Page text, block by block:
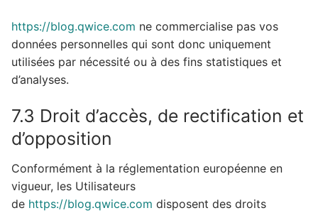
https://blog.qwice.com ne commercialise pas vos
données personnelles qui sont donc uniquement
utilisées par nécessité ou à des fins statistiques et
d’analyses.
7.3 Droit d’accès, de rectification et
d’opposition
Conformément à la réglementation européenne en
vigueur, les Utilisateurs
de https://blog.qwice.com disposent des droits